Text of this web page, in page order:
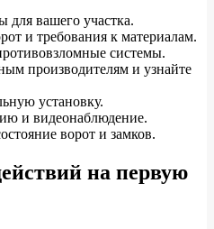
для вашего участка.
и требования к материалам.
системы.
производителям и узнайте
установку.
и видеонаблюдение.
ворот и замков.
на первую